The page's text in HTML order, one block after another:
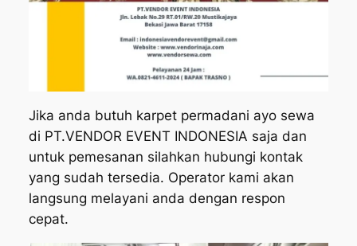
Jika anda butuh karpet permadani ayo sewa
di PT.VENDOR EVENT INDONESIA saja dan
untuk pemesanan silahkan hubungi kontak
yang sudah tersedia. Operator kami akan
langsung melayani anda dengan respon
cepat.